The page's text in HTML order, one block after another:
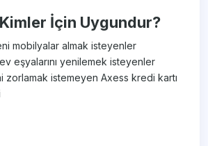
İçin Uygundur?
mobilyalar almak isteyenler
eşyalarını yenilemek isteyenler
zorlamak istemeyen Axess kredi kartı